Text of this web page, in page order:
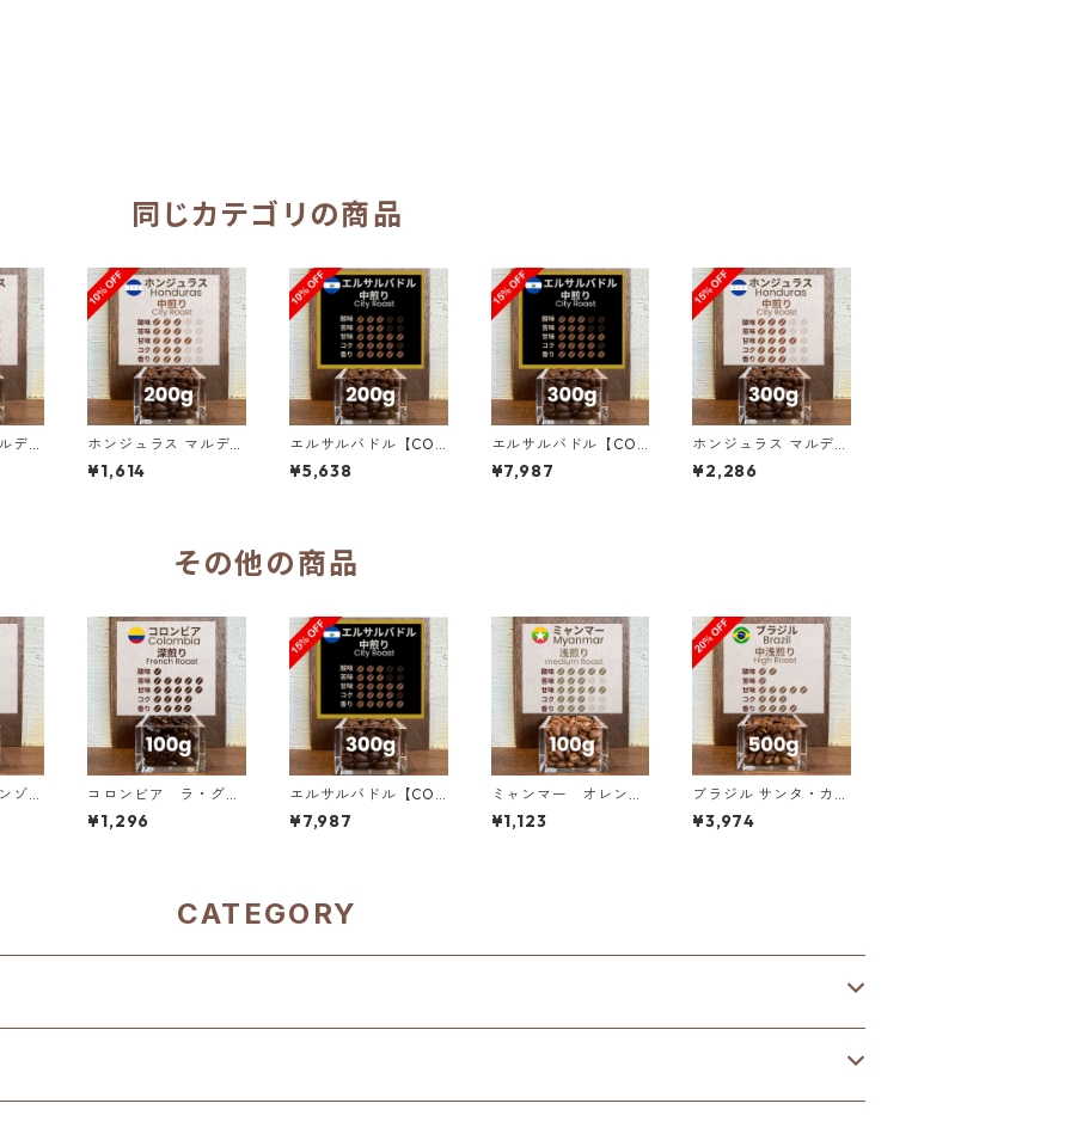
同じカテゴリの商品
デ
ホンジュラス マルデ
ン・ロペス農園 SHG
サン・マヌエル 200g
¥1,614
エルサルバドル【COE
2025 8位】ロス・ナラ
ンホス農園 ナチュラ
¥5,638
エルサルバドル【COE
2025 8位】ロス・ナラ
ンホス農園 ナチュラ
¥7,987
ホンジュラス マルデ
ン・ロペス農園 SHG
サン・マヌエル 300g
¥2,286
その他の商品
コロンビア ラ・グラ
ナダ農園 ピンクブルボ
ン ダークベリー 100g
¥1,296
エルサルバドル【COE
2025 8位】ロス・ナラ
ンホス農園 ナチュラ
¥7,987
ミャンマー オレンジ
サンシャイン G１ ウォ
ッシュド・アナエロビ
¥1,123
ブラジル サンタ・カロ
リーナ農園 SFFC パイ
ナップル・ハニー 500
¥3,974
CATEGORY